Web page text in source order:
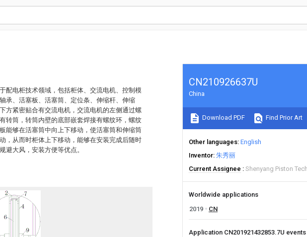
配电柜技术领域，包括柜体、交流电机、控制模
承、活塞板、活塞筒、定位条、伸缩杆、伸缩
方紧密贴合有交流电机，交流电机的左侧通过螺
转筒，转筒内壁的底部嵌套焊接有螺纹环，螺纹
能够在活塞筒中向上下移动，使活塞筒和伸缩筒
，从而时柜体上下移动，能够在安装完成后随时
避大风，安装方便等优点。
CN210926637U
China
Download PDF Find Prior Art
Other languages English
Inventor 朱秀丽
Current Assignee
Shenyang Piston
Worldwide applications
2019
CN
Application CN201921432853.7U events